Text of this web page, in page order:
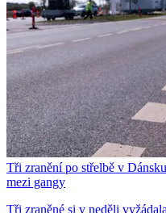
Tři zranění po střelbě v
mezi gangy
Tři zraněné si v neděli